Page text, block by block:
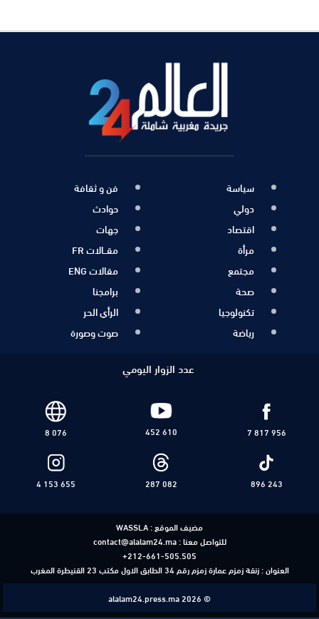
سياسة
دولي
اقتصاد
مرأة
مجتمع
صحة
تكنولوجيا
رياضة
فن و ثقافة
حوادث
جهات
مقــالات FR
مقالات ENG
برامجنا
الرأي الحر
صوت وصورة
عدد الزوار اليومي
7 817 956
452 610
8 076
896 243
287 082
4 153 655
مضيف الموقع :WASSLA
للتواصل معنا :contact@alalam24.ma
+212-661-505.505
العنوان : زنقة زمزم عمارة زمزم رقم 34 الطابق الاول مكتب 23 القنيطرة المغرب
alalam24.press.ma 2026 ©